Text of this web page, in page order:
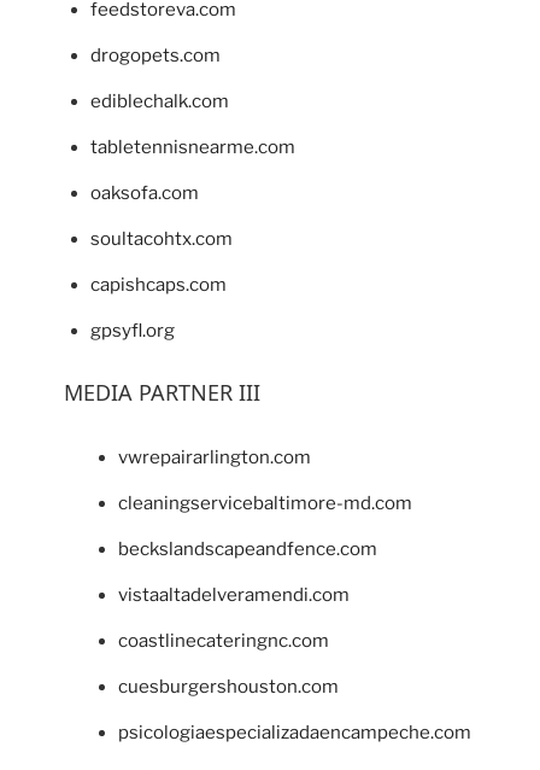
feedstoreva.com
drogopets.com
ediblechalk.com
tabletennisnearme.com
oaksofa.com
soultacohtx.com
capishcaps.com
gpsyfl.org
MEDIA PARTNER III
vwrepairarlington.com
cleaningservicebaltimore-md.com
beckslandscapeandfence.com
vistaaltadelveramendi.com
coastlinecateringnc.com
cuesburgershouston.com
psicologiaespecializadaencampeche.com